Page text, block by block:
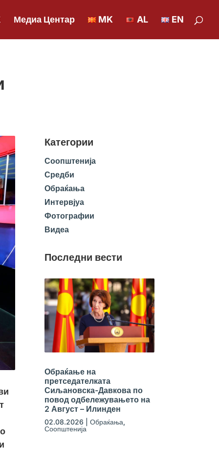
Медиа Центар MK AL EN
Категории
Соопштенија
Средби
Обраќања
Интервјуа
Фотографии
Видеа
Последни вести
Обраќање на
претседателката
Сиљановска-Давкова по
повод одбележувањето на
2 Август – Илинден
02.08.2026 Обраќања,
Соопштенија